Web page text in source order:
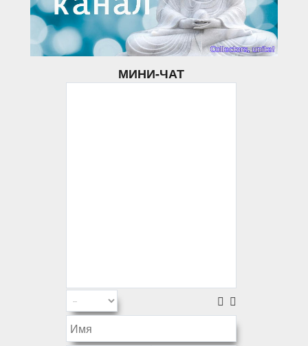
МИНИ-ЧАТ